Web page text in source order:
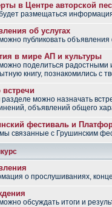
в Центре авторской
размещаться
об услугах
публиковать объявления
в мире АП и культуры
поделиться радостными
книгу, познакомились с
встречи
разделе можно назначать
объявлений общего
фестиваль и
связанные с Грушинским
о прослушиваниях,
обсуждать итоги и